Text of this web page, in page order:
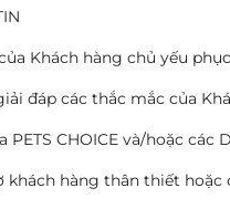
Khách hàng chủ yếu
đáp các thắc mắc của
CHOICE và/hoặc các
khách hàng thân thiết